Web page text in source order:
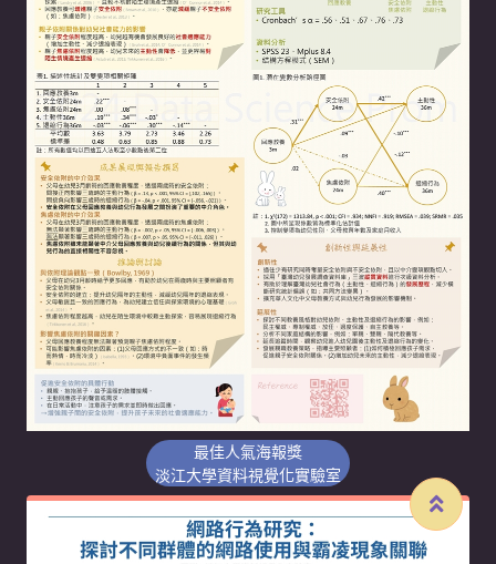
最佳人氣海報獎
淡江大學資料視覺化實驗室